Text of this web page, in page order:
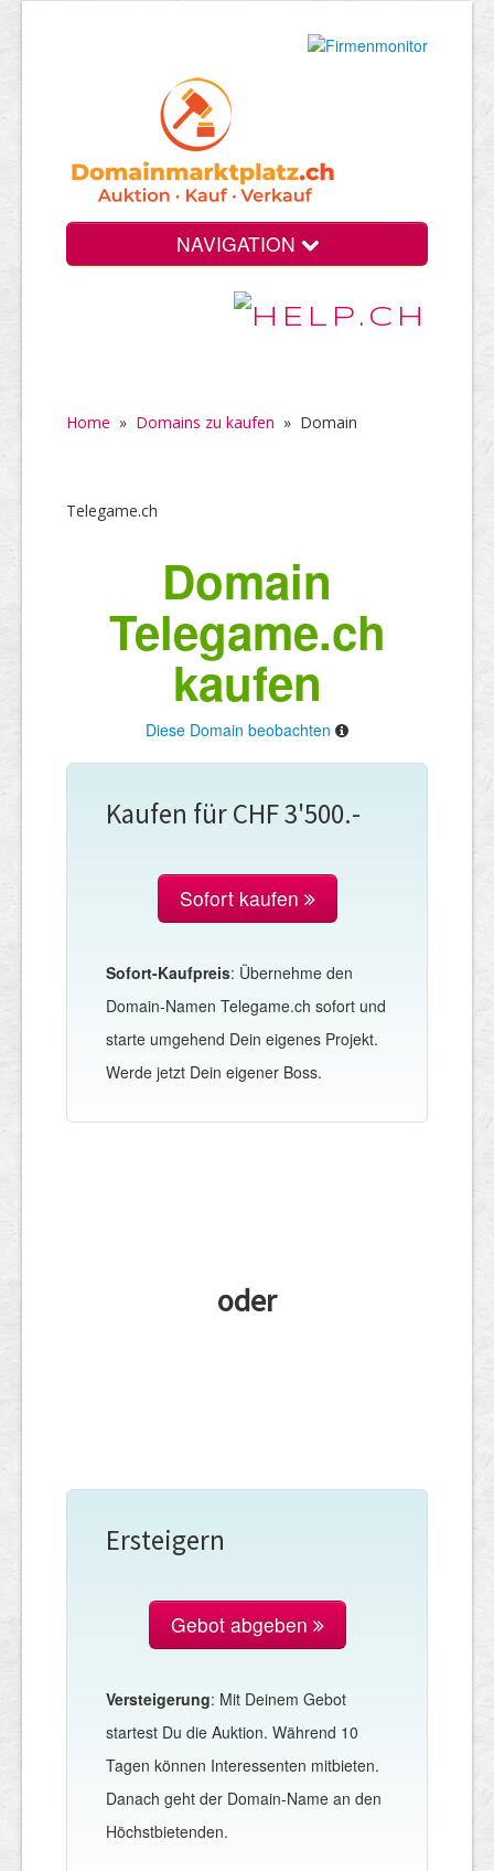
NAVIGATION
Home » Domains zu kaufen » Domain
Telegame.ch
Domain
Telegame.ch
kaufen
Diese Domain beobachten
Kaufen für CHF 3'500.-
Sofort kaufen
Sofort-Kaufpreis: Übernehme den
Domain-Namen Telegame.ch sofort und
starte umgehend Dein eigenes Projekt.
Werde jetzt Dein eigener Boss.
oder
Ersteigern
Gebot abgeben
Versteigerung: Mit Deinem Gebot
startest Du die Auktion. Während 10
Tagen können Interessenten mitbieten.
Danach geht der Domain-Name an den
Höchstbietenden.